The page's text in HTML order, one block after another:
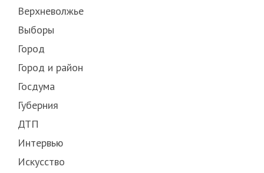
Верхневолжье
Выборы
Город
Город и район
Госдума
Губерния
ДТП
Интервью
Искусство